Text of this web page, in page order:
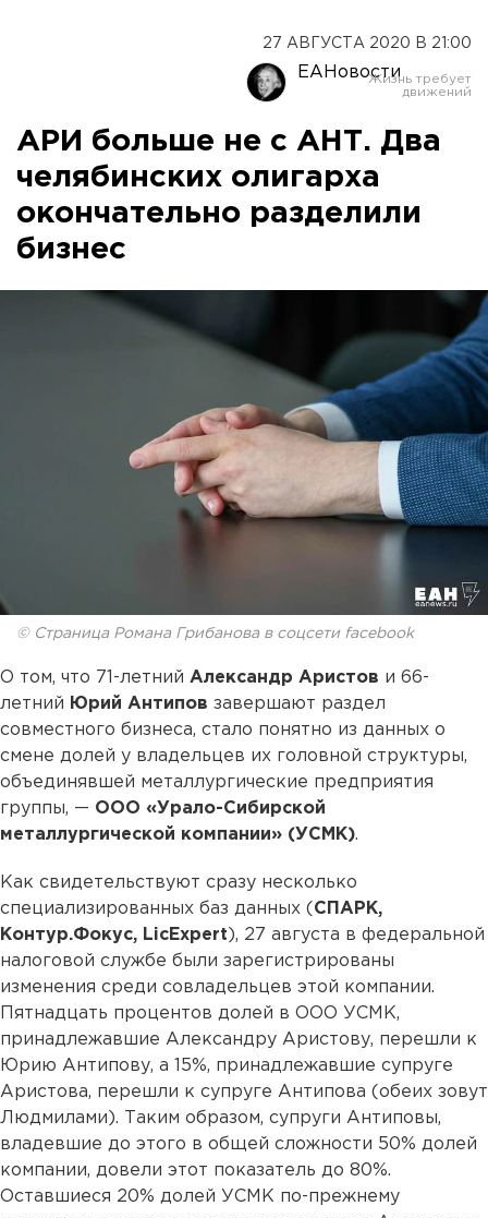
27 АВГУСТА 2020 В 21:00
ЕАНовости
АРИ больше не с АНТ. Два
челябинских олигарха
окончательно разделили
бизнес
© Страница Романа Грибанова в соцсети facebook
О том, что 71-летний Александр Аристов и 66-
летний Юрий Антипов завершают раздел
совместного бизнеса, стало понятно из данных о
смене долей у владельцев их головной структуры,
объединявшей металлургические предприятия
группы, — ООО «Урало-Сибирской
металлургической компании» (УСМК).
Как свидетельствуют сразу несколько
специализированных баз данных ( СПАРК,
Контур.Фокус, LicExpert ), 27 августа в федеральной
налоговой службе были зарегистрированы
изменения среди совладельцев этой компании.
Пятнадцать процентов долей в ООО УСМК,
принадлежавшие Александру Аристову, перешли к
Юрию Антипову, а 15%, принадлежавшие супруге
Аристова, перешли к супруге Антипова (обеих зовут
Людмилами). Таким образом, супруги Антиповы,
владевшие до этого в общей сложности 50% долей
компании, довели этот показатель до 80%.
Оставшиеся 20% долей УСМК по-прежнему